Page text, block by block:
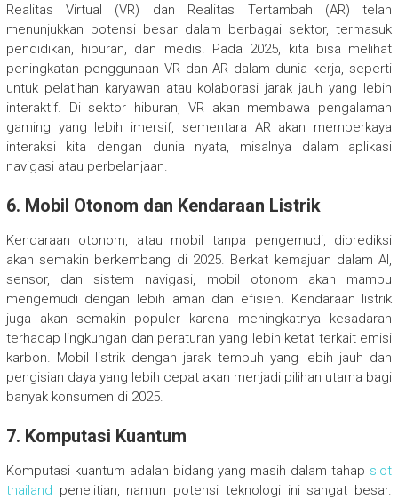
Realitas Virtual (VR) dan Realitas Tertambah (AR) telah
menunjukkan potensi besar dalam berbagai sektor, termasuk
pendidikan, hiburan, dan medis. Pada 2025, kita bisa melihat
peningkatan penggunaan VR dan AR dalam dunia kerja, seperti
untuk pelatihan karyawan atau kolaborasi jarak jauh yang lebih
interaktif. Di sektor hiburan, VR akan membawa pengalaman
gaming yang lebih imersif, sementara AR akan memperkaya
interaksi kita dengan dunia nyata, misalnya dalam aplikasi
navigasi atau perbelanjaan.
6. Mobil Otonom dan Kendaraan Listrik
Kendaraan otonom, atau mobil tanpa pengemudi, diprediksi
akan semakin berkembang di 2025. Berkat kemajuan dalam AI,
sensor, dan sistem navigasi, mobil otonom akan mampu
mengemudi dengan lebih aman dan efisien. Kendaraan listrik
juga akan semakin populer karena meningkatnya kesadaran
terhadap lingkungan dan peraturan yang lebih ketat terkait emisi
karbon. Mobil listrik dengan jarak tempuh yang lebih jauh dan
pengisian daya yang lebih cepat akan menjadi pilihan utama bagi
banyak konsumen di 2025.
7. Komputasi Kuantum
Komputasi kuantum adalah bidang yang masih dalam tahap slot
thailand penelitian, namun potensi teknologi ini sangat besar.